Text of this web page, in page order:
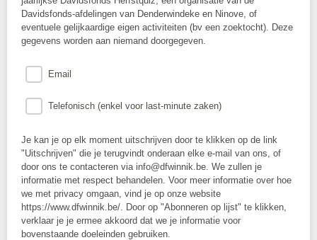
Davidsfonds-afdelingen van Denderwindeke en Ninove, of
eventuele gelijkaardige eigen activiteiten (bv een zoektocht). Deze
gegevens worden aan niemand doorgegeven.
Email
Telefonisch (enkel voor last-minute zaken)
Je kan je op elk moment uitschrijven door te klikken op de link
"Uitschrijven" die je terugvindt onderaan elke e-mail van ons, of
door ons te contacteren via info@dfwinnik.be. We zullen je
informatie met respect behandelen. Voor meer informatie over hoe
we met privacy omgaan, vind je op onze website
https://www.dfwinnik.be/. Door op "Abonneren op lijst" te klikken,
verklaar je je ermee akkoord dat we je informatie voor
bovenstaande doeleinden gebruiken.